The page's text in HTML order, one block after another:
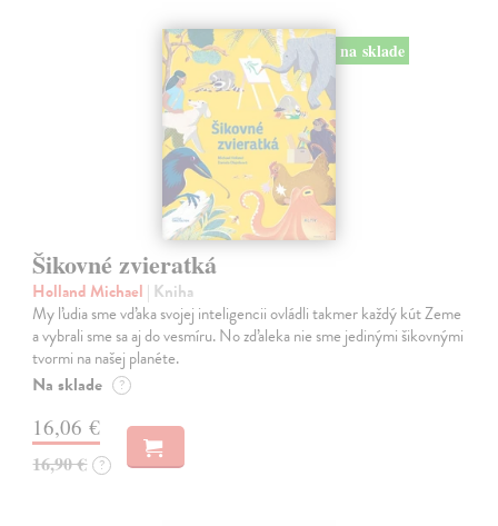
na sklade
Šikovné zvieratká
Holland Michael | Kniha
My ľudia sme vďaka svojej inteligencii ovládli takmer každý kút Zeme
a vybrali sme sa aj do vesmíru. No zďaleka nie sme jedinými šikovnými
tvormi na našej planéte.
Na sklade ?
16,06 €
16,90 € ?